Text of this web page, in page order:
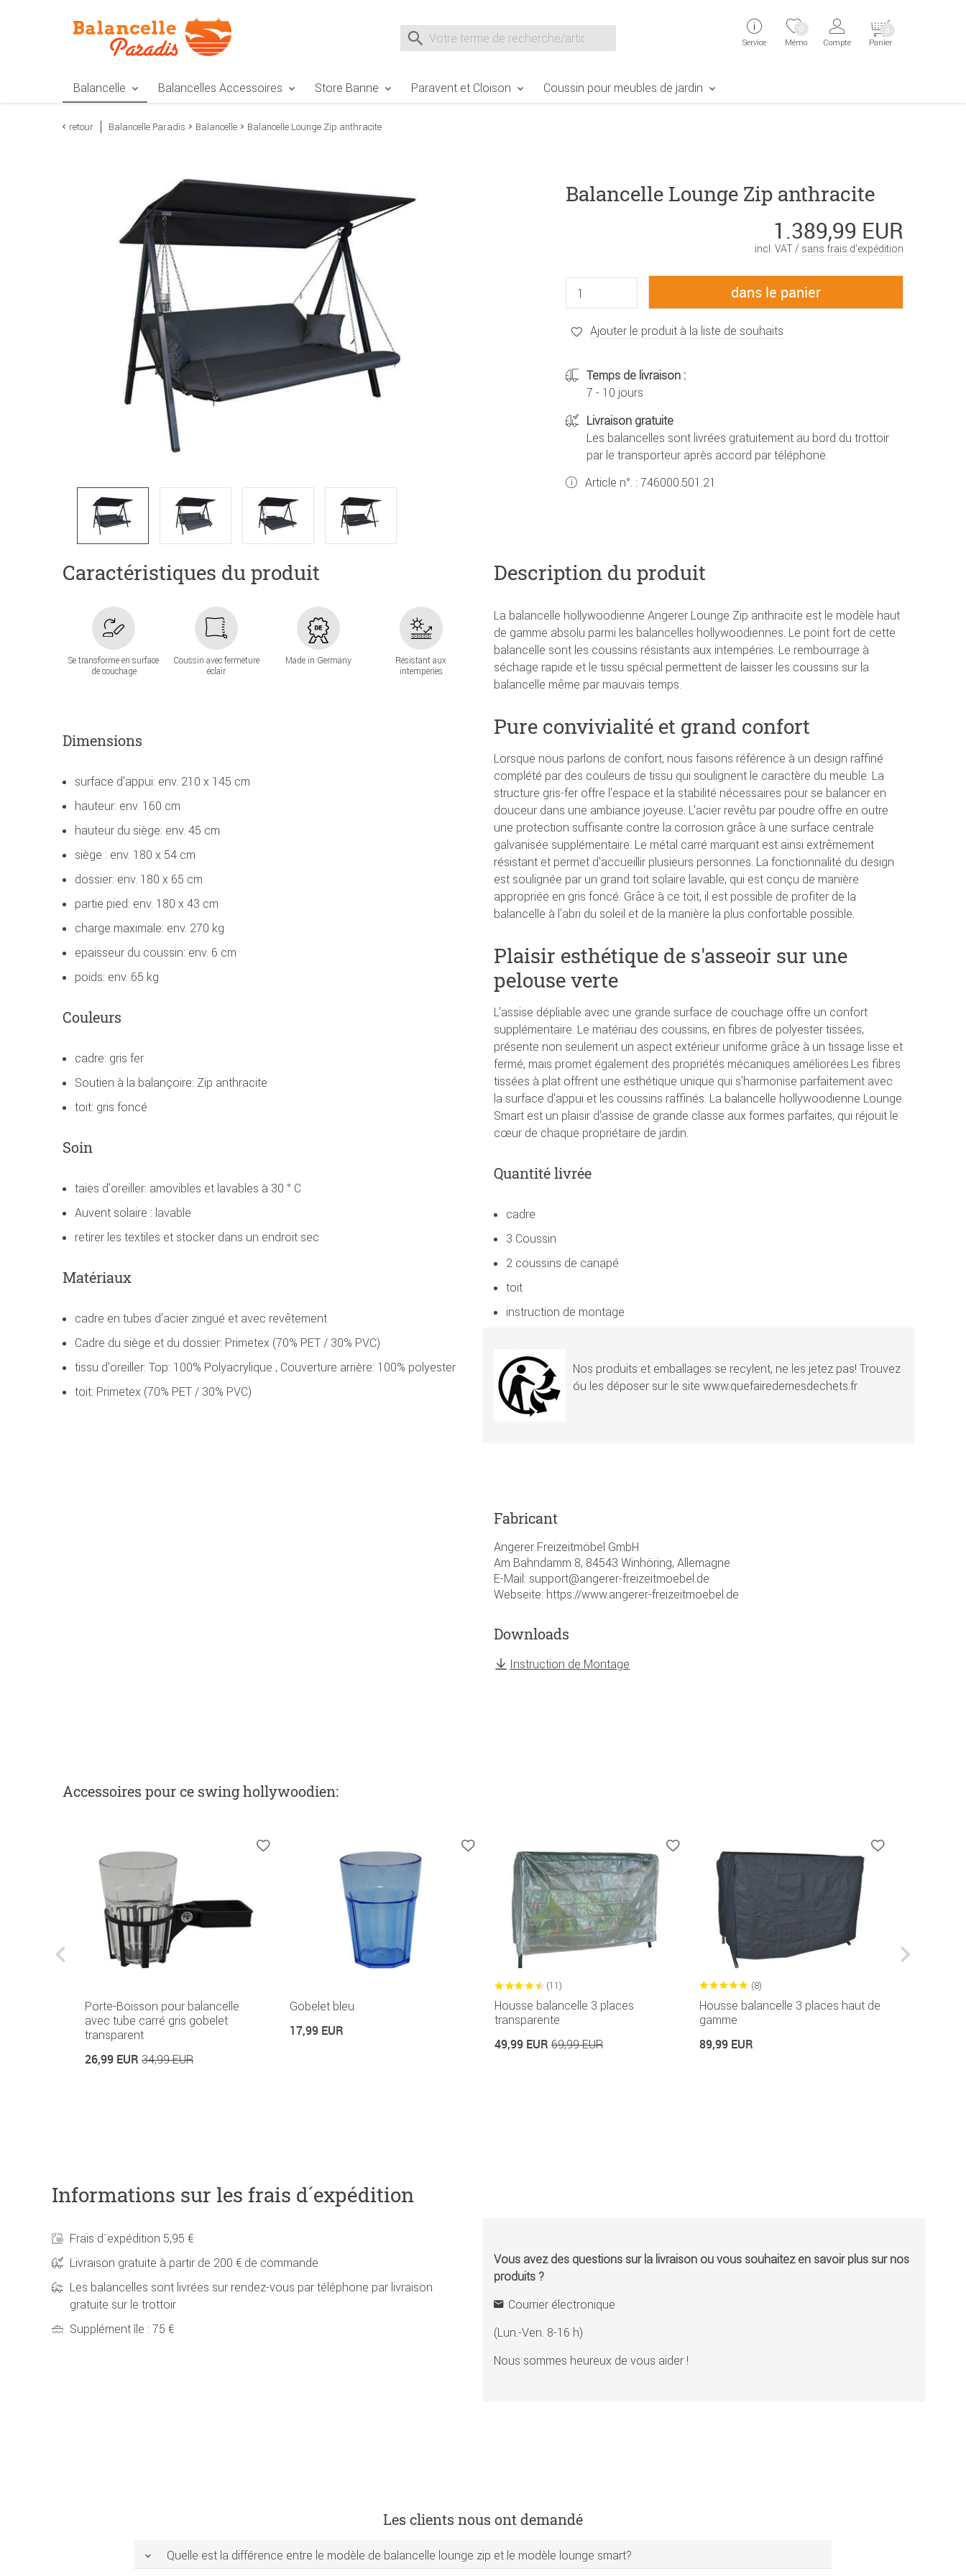
Suche nach
Service Mémo
0
Compte Panier
0
Balancelle Balancelles Accessoires Store Banne Paravent et Cloison Coussin pour meubles de jardin
retour Balancelle Paradis Balancelle Balancelle Lounge Zip anthracite
Balancelle Lounge Zip anthracite
1.389,99 EUR
incl. VAT / sans frais d’expédition
Ajouter le produit à la liste de souhaits
Temps de livraison :
7 - 10 jours
Livraison gratuite
Les balancelles sont livrées gratuitement au bord du trottoir
par le transporteur après accord par téléphone.
Article n°. : 746000.501.21
Caractéristiques du produit
Se transforme en surface
de couchage
Coussin avec fermeture
éclair
Made in Germany
Résistant aux
intempéries
Dimensions
surface d'appui: env. 210 x 145 cm
hauteur: env. 160 cm
hauteur du siège: env. 45 cm
siège : env. 180 x 54 cm
dossier: env. 180 x 65 cm
partie pied: env. 180 x 43 cm
charge maximale: env. 270 kg
epaisseur du coussin: env. 6 cm
poids: env. 65 kg
Couleurs
cadre: gris fer
Soutien à la balançoire: Zip anthracite
toit: gris foncé
Soin
taies d'oreiller: amovibles et lavables à 30 ° C
Auvent solaire : lavable
retirer les textiles et stocker dans un endroit sec
Matériaux
cadre en tubes d'acier zingué et avec revêtement
Cadre du siège et du dossier: Primetex (70% PET / 30% PVC)
tissu d'oreiller: Top: 100% Polyacrylique , Couverture arrière: 100% polyester
toit: Primetex (70% PET / 30% PVC)
Description du produit
La balancelle hollywoodienne Angerer Lounge Zip anthracite est le modèle haut
de gamme absolu parmi les balancelles hollywoodiennes. Le point fort de cette
balancelle sont les coussins résistants aux intempéries. Le rembourrage à
séchage rapide et le tissu spécial permettent de laisser les coussins sur la
balancelle même par mauvais temps.
Pure convivialité et grand confort
Lorsque nous parlons de confort, nous faisons référence à un design raffiné
complété par des couleurs de tissu qui soulignent le caractère du meuble. La
structure gris-fer offre l'espace et la stabilité nécessaires pour se balancer en
douceur dans une ambiance joyeuse. L'acier revêtu par poudre offre en outre
une protection suffisante contre la corrosion grâce à une surface centrale
galvanisée supplémentaire. Le métal carré marquant est ainsi extrêmement
résistant et permet d'accueillir plusieurs personnes. La fonctionnalité du design
est soulignée par un grand toit solaire lavable, qui est conçu de manière
appropriée en gris foncé. Grâce à ce toit, il est possible de profiter de la
balancelle à l'abri du soleil et de la manière la plus confortable possible.
Plaisir esthétique de s'asseoir sur une
pelouse verte
L'assise dépliable avec une grande surface de couchage offre un confort
supplémentaire. Le matériau des coussins, en fibres de polyester tissées,
présente non seulement un aspect extérieur uniforme grâce à un tissage lisse et
fermé, mais promet également des propriétés mécaniques améliorées.Les fibres
tissées à plat offrent une esthétique unique qui s'harmonise parfaitement avec
la surface d'appui et les coussins raffinés. La balancelle hollywoodienne Lounge
Smart est un plaisir d'assise de grande classe aux formes parfaites, qui réjouit le
cœur de chaque propriétaire de jardin.
Quantité livrée
cadre
3 Coussin
2 coussins de canapé
toit
instruction de montage
Nos produits et emballages se recylent, ne les jetez pas! Trouvez
óu les déposer sur le site www.quefairedemesdechets.fr
Fabricant
Angerer Freizeitmöbel GmbH
Am Bahndamm 8, 84543 Winhöring, Allemagne
E-Mail: support@angerer-freizeitmoebel.de
Webseite: https://www.angerer-freizeitmoebel.de
Downloads
Instruction de Montage
Accessoires pour ce swing hollywoodien:
Porte-Boisson pour balancelle
avec tube carré gris gobelet
transparent
26,99 EUR 34,99 EUR
Gobelet bleu
17,99 EUR
(11)
Housse balancelle 3 places
transparente
49,99 EUR 69,99 EUR
(8)
Housse balancelle 3 places haut de
gamme
89,99 EUR
Informations sur les frais d´expédition
Frais d´expédition 5,95 €
Livraison gratuite à partir de 200 € de commande
Les balancelles sont livrées sur rendez-vous par téléphone par livraison
gratuite sur le trottoir
Supplément île : 75 €
Vous avez des questions sur la livraison ou vous souhaitez en savoir plus sur nos
produits ?
Courrier électronique
(Lun.-Ven. 8-16 h)
Nous sommes heureux de vous aider !
Les clients nous ont demandé
Quelle est la différence entre le modèle de balancelle lounge zip et le modèle lounge smart?